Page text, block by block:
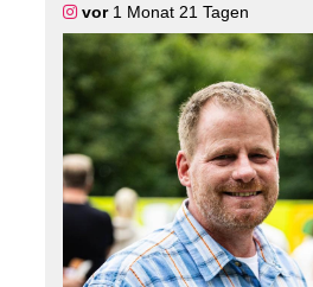
Seit 1996 sorgt der
Menschen in Halver mobil
Randbereichen und
oder Schwenke, wo es keine
gibt. Mit 60 Mitgliedern und 20
Fahrern seid ihr praktisch im
das noch viel mehr: mit
Gemeinschaft. Das ist gelebte
In 30 Jahren: 370.000
km zurückgelegt.
"Noch beeindruckender als die
Menschen dahinter. Mit ihrem
vor1 Monat 21 Tagen